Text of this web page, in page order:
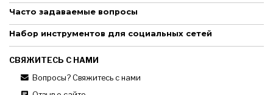
Часто задаваемые вопросы
Набор инструментов для социальных сетей
СВЯЖИТЕСЬ С НАМИ
Вопросы? Свяжитесь с нами